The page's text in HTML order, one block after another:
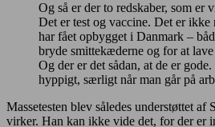
Og så er der to redskaber, som er
Det er test og vaccine. Det er
har fået opbygget i Danmark –
bryde smittekæderne og for at
Og der er det sådan, at de er
hyppigt, særligt når man går på
Massetesten blev således understøttet
virker. Han kan ikke vide det, for der er